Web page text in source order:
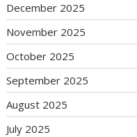
December 2025
November 2025
October 2025
September 2025
August 2025
July 2025